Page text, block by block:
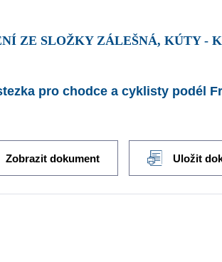
ZE SLOŽKY ZÁLEŠNÁ, KÚTY -
pro chodce a cyklisty podél
Zobrazit dokument Uložit